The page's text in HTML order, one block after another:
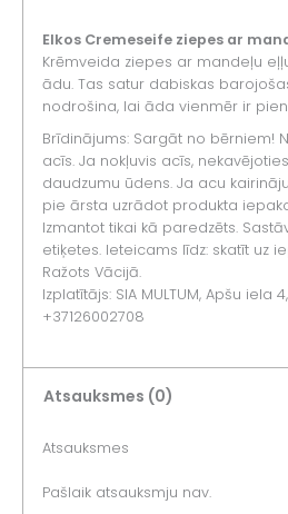
Elkos Cremeseife ziepes ar
Krēmveida ziepes ar mandeļu
ādu. Tas satur dabiskas
nodrošina, lai āda vienmēr ir
Brīdinājums: Sargāt no bērniem!
acīs. Ja nokļuvis acīs,
daudzumu ūdens. Ja acu
pie ārsta uzrādot produkta
Izmantot tikai kā paredzēts.
etiķetes. Ieteicams līdz: skatīt uz
Ražots Vācijā.
Izplatītājs: SIA MULTUM, Apšu iela
+37126002708
Atsauksmes (0)
Atsauksmes
Pašlaik atsauksmju nav.